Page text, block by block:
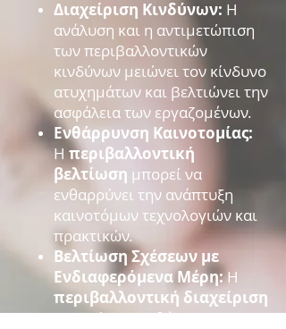
Διαχείριση Κινδύνων: Η
ανάλυση και η αντιμετώπιση
των περιβαλλοντικών
κινδύνων μειώνει τον κίνδυνο
ατυχημάτων και βελτιώνει την
ασφάλεια των εργαζομένων.
Ενθάρρυνση Καινοτομίας:
Ηπεριβαλλοντική
βελτίωση μπορεί να
ενθαρρύνει την ανάπτυξη
καινοτόμων τεχνολογιών και
πρακτικών.
Βελτίωση Σχέσεων με
Ενδιαφερόμενα Μέρη:Η
περιβαλλοντική διαχείριση
μπορεί να βοηθήσει στη